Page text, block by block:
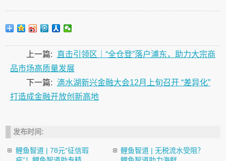
上一篇:
直击引领区｜“全仓登”落户浦东，助力大宗商
品市场高质量发展
下一篇: 滴水湖新兴金融大会12月上旬召开 “差异化”
打造成金融开放创新高地
发布时间:
鲤鱼智道 | 78元“征信瑕
鲤鱼智道 | 无税流水受阻？